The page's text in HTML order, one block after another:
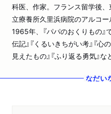
科医、作家。フランス留学後
立療養所久里浜病院のアルコー
1965年、『パパのおくりもの
伝記』『くるいきちがい考』『心
見えたもの』『ふり返る勇気』な
なだい